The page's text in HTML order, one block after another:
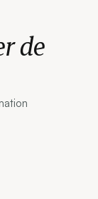
de